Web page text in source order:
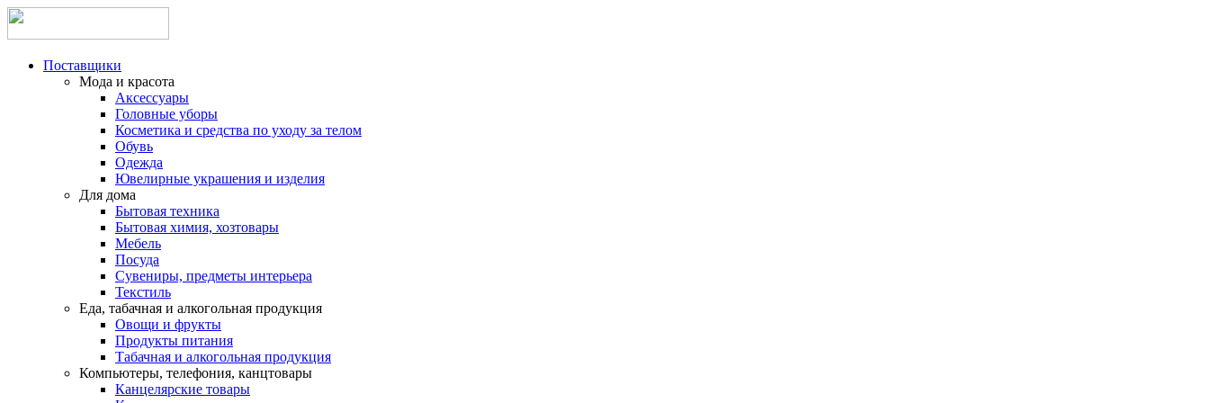
Поставщики
Мода и красота
Аксессуары
Головные уборы
Косметика и средства по уходу за телом
Обувь
Одежда
Ювелирные украшения и изделия
Для дома
Бытовая техника
Бытовая химия, хозтовары
Мебель
Посуда
Сувениры, предметы интерьера
Текстиль
Еда, табачная и алкогольная продукция
Овощи и фрукты
Продукты питания
Табачная и алкогольная продукция
Компьютеры, телефония, канцтовары
Канцелярские товары